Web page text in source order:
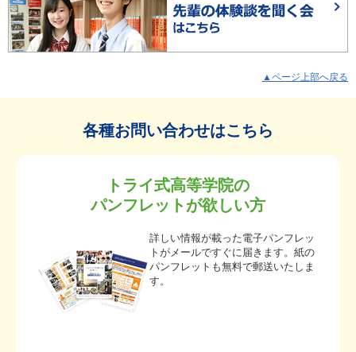
▲ページ上部へ戻る
各種お問い合わせはこちら
トライ式高等学院の
パンフレットが欲しい方
詳しい情報が載った電子パンフレッ
トがメールですぐに届きます。紙の
パンフレットも無料で郵送いたしま
す。